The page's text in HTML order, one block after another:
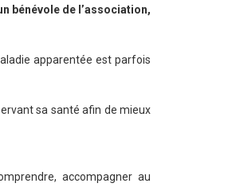
bénévole de l’association,
apparentée est parfois
sa santé afin de mieux
accompagner au